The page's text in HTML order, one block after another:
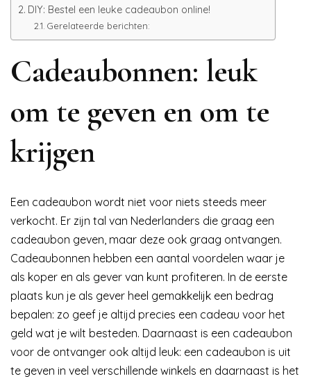
DIY: Bestel een leuke cadeaubon online!
Gerelateerde berichten:
Cadeaubonnen: leuk
om te geven en om te
krijgen
Een cadeaubon wordt niet voor niets steeds meer
verkocht. Er zijn tal van Nederlanders die graag een
cadeaubon geven, maar deze ook graag ontvangen.
Cadeaubonnen hebben een aantal voordelen waar je
als koper en als gever van kunt profiteren. In de eerste
plaats kun je als gever heel gemakkelijk een bedrag
bepalen: zo geef je altijd precies een cadeau voor het
geld wat je wilt besteden. Daarnaast is een cadeaubon
voor de ontvanger ook altijd leuk: een cadeaubon is uit
te geven in veel verschillende winkels en daarnaast is het